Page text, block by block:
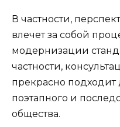
В частности,
влечет за собой
модернизации
частности,
прекрасно
поэтапного и
общества.